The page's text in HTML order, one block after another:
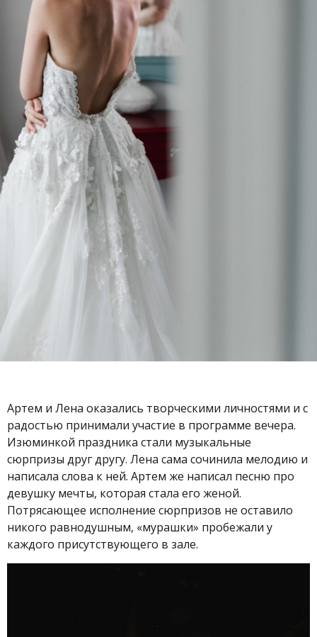
Артем и Лена оказались творческими личностями и с
радостью принимали участие в программе вечера.
Изюминкой праздника стали музыкальные
сюрпризы друг другу. Лена сама сочинила мелодию и
написала слова к ней. Артем же написал песню про
девушку мечты, которая стала его женой.
Потрясающее исполнение сюрпризов не оставило
никого равнодушным, «мурашки» пробежали у
каждого присутствующего в зале.